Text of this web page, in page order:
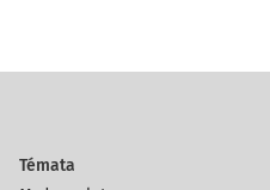
Témata